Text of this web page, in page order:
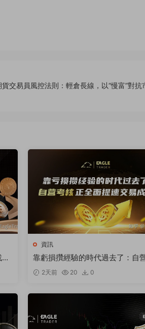
交易員風控法則：輕倉長線，以“慢富”對抗
資訊
靠虧損攢經驗的時代過去了：自
核正全面提速交易成長
2天前 20 0